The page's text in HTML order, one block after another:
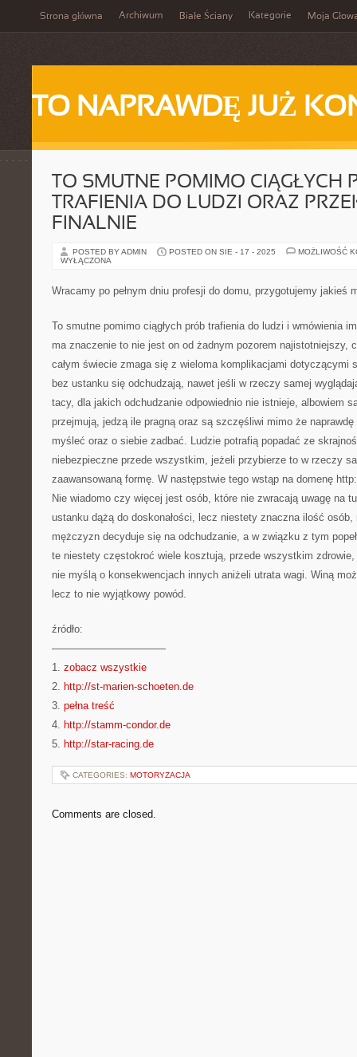
Strona główna Archiwum Białe Ściany Kategorie Moja
TO NAPRAWDĘ JUŻ
TO SMUTNE POMIMO CIĄGŁYCH
TRAFIENIA DO LUDZI ORAZ
FINALNIE
POSTED BY ADMIN POSTED ON SIE - 17 - 2025
MOŻLIWOŚĆ
WYŁĄCZONA
Wracamy po pełnym dniu profesji do domu, przygotujemy jakieś
To smutne pomimo ciągłych prób trafienia do ludzi i wmówienia
ma znaczenie to nie jest on od żadnym pozorem najistotniejszy,
całym świecie zmaga się z wieloma komplikacjami dotyczącymi
bez ustanku się odchudzają, nawet jeśli w rzeczy samej
tacy, dla jakich odchudzanie odpowiednio nie istnieje, albowiem
przejmują, jedzą ile pragną oraz są szczęśliwi mimo że
myśleć oraz o siebie zadbać. Ludzie potrafią popadać ze
niebezpieczne przede wszystkim, jeżeli przybierze to w rzeczy
zaawansowaną formę. W następstwie tego wstąp na domenę
Nie wiadomo czy więcej jest osób, które nie zwracają uwagę na
ustanku dążą do doskonałości, lecz niestety znaczna ilość
mężczyzn decyduje się na odchudzanie, a w związku z tym
te niestety częstokroć wiele kosztują, przede wszystkim
nie myślą o konsekwencjach innych aniżeli utrata wagi. Winą
lecz to nie wyjątkowy powód.
źródło:
———————————
1. zobacz wszystkie
2. http://st-marien-schoeten.de
3. pełna treść
4. http://stamm-condor.de
5. http://star-racing.de
CATEGORIES: MOTORYZACJA
Comments are closed.